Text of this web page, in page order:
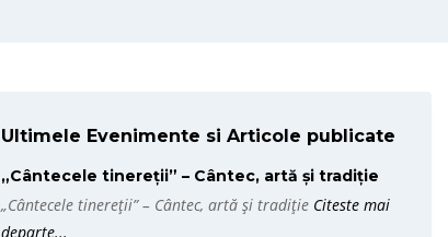
Ultimele Evenimente si Articole publicate
„Cântecele tinereții” – Cântec, artă și tradiție
„Cântecele tinereții” – Cântec, artă și tradiție Citeste mai
departe...